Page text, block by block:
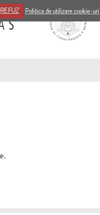
REFUZ Politica de utilizare cookie-uri